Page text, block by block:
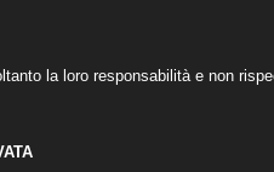
la loro responsabilità e non